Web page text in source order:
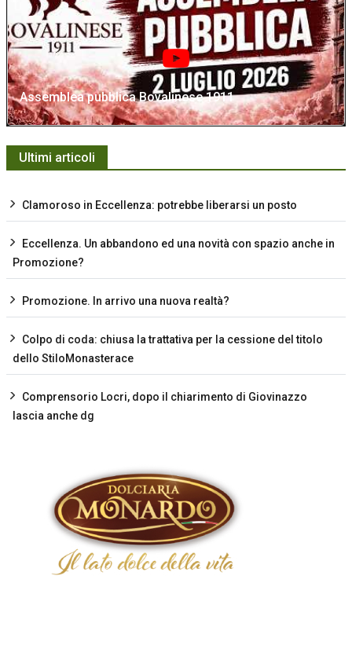
Assemblea pubblica Bovalinese 1911
Ultimi articoli
Clamoroso in Eccellenza: potrebbe liberarsi un posto
Eccellenza. Un abbandono ed una novità con spazio anche in
Promozione?
Promozione. In arrivo una nuova realtà?
Colpo di coda: chiusa la trattativa per la cessione del titolo
dello StiloMonasterace
Comprensorio Locri, dopo il chiarimento di Giovinazzo
lascia anche dg